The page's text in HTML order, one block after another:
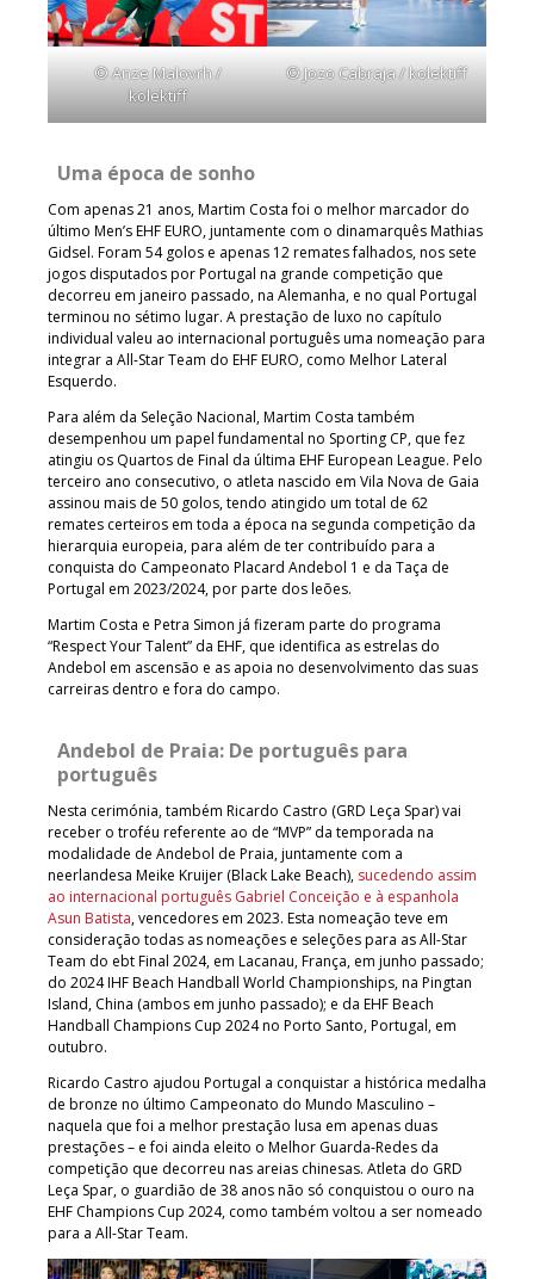
© Anze Malovrh /
kolektiff
© Jozo Cabraja / kolektiff
Uma época de sonho
Com apenas 21 anos, Martim Costa foi o melhor marcador do
último Men’s EHF EURO, juntamente com o dinamarquês Mathias
Gidsel. Foram 54 golos e apenas 12 remates falhados, nos sete
jogos disputados por Portugal na grande competição que
decorreu em janeiro passado, na Alemanha, e no qual Portugal
terminou no sétimo lugar. A prestação de luxo no capítulo
individual valeu ao internacional português uma nomeação para
integrar a All-Star Team do EHF EURO, como Melhor Lateral
Esquerdo.
Para além da Seleção Nacional, Martim Costa também
desempenhou um papel fundamental no Sporting CP, que fez
atingiu os Quartos de Final da última EHF European League. Pelo
terceiro ano consecutivo, o atleta nascido em Vila Nova de Gaia
assinou mais de 50 golos, tendo atingido um total de 62
remates certeiros em toda a época na segunda competição da
hierarquia europeia, para além de ter contribuído para a
conquista do Campeonato Placard Andebol 1 e da Taça de
Portugal em 2023/2024, por parte dos leões.
Martim Costa e Petra Simon já fizeram parte do programa
“Respect Your Talent” da EHF, que identifica as estrelas do
Andebol em ascensão e as apoia no desenvolvimento das suas
carreiras dentro e fora do campo.
Andebol de Praia: De português para
português
Nesta cerimónia, também Ricardo Castro (GRD Leça Spar) vai
receber o troféu referente ao de “MVP” da temporada na
modalidade de Andebol de Praia, juntamente com a
neerlandesa Meike Kruijer (Black Lake Beach), sucedendo assim
ao internacional português Gabriel Conceição e à espanhola
Asun Batista, vencedores em 2023. Esta nomeação teve em
consideração todas as nomeações e seleções para as All-Star
Team do ebt Final 2024, em Lacanau, França, em junho passado;
do 2024 IHF Beach Handball World Championships, na Pingtan
Island, China (ambos em junho passado); e da EHF Beach
Handball Champions Cup 2024 no Porto Santo, Portugal, em
outubro.
Ricardo Castro ajudou Portugal a conquistar a histórica medalha
de bronze no último Campeonato do Mundo Masculino –
naquela que foi a melhor prestação lusa em apenas duas
prestações – e foi ainda eleito o Melhor Guarda-Redes da
competição que decorreu nas areias chinesas. Atleta do GRD
Leça Spar, o guardião de 38 anos não só conquistou o ouro na
EHF Champions Cup 2024, como também voltou a ser nomeado
para a All-Star Team.